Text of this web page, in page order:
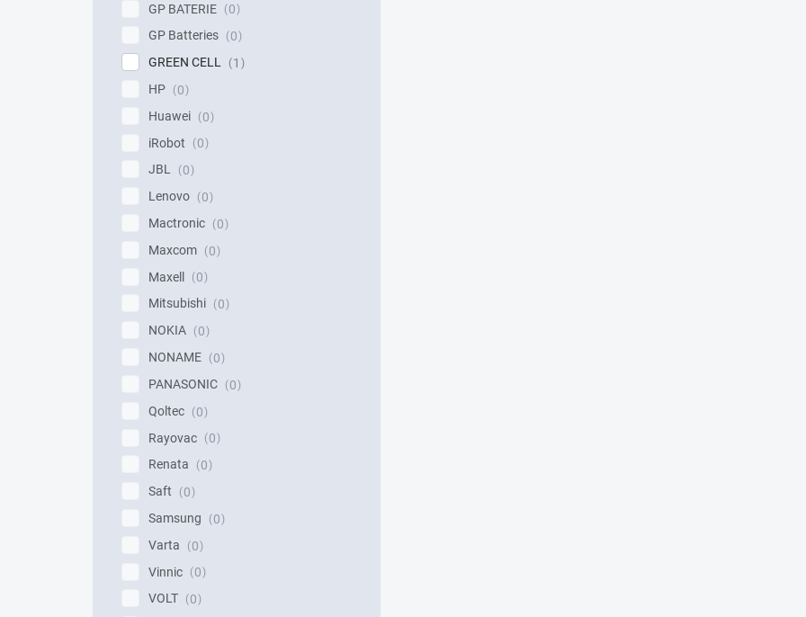
GP BATERIE
0
GP Batteries
0
GREEN CELL
1
HP
0
Huawei
0
iRobot
0
JBL
0
Lenovo
0
Mactronic
0
Maxcom
0
Maxell
0
Mitsubishi
0
NOKIA
0
NONAME
0
PANASONIC
0
Qoltec
0
Rayovac
0
Renata
0
Saft
0
Samsung
0
Varta
0
Vinnic
0
VOLT
0